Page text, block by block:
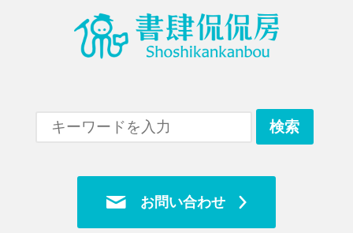
お問い合わせ